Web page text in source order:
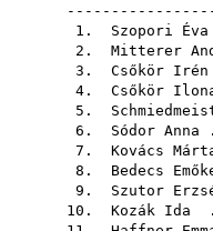
1. Szopori Éva
2. Mitterer
3. Csőkör Irén
4. Csőkör
5.
6. Sódor Anna
7. Kovács
8. Bedecs
9. Szutor
10. Kozák Ida .